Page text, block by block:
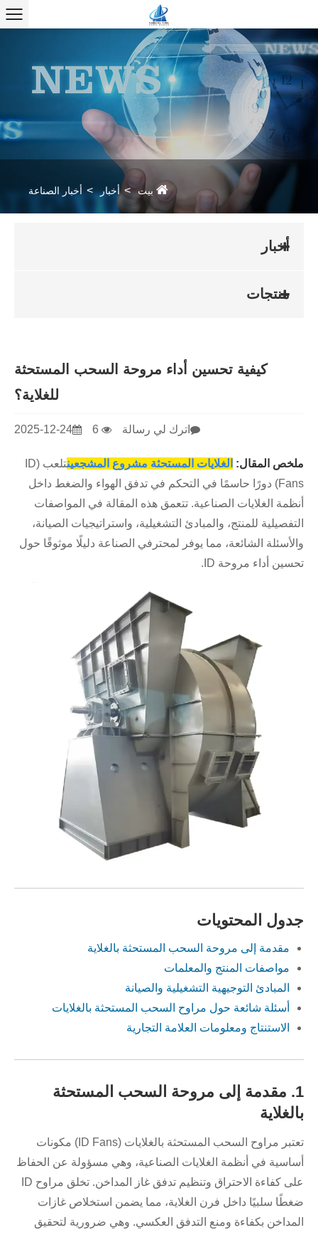
بيت أخبار أخبار الصناعة
أخبار
منتجات
كيفية تحسين أداء مروحة السحب المستحثة
للغلاية؟
2025-12-24 اترك لي رسالة
ملخص المقال: الغلايات المستحثة مشروع المشجعين
تلعب (ID
Fans) دورًا حاسمًا في التحكم في تدفق الهواء والضغط داخل
أنظمة الغلايات الصناعية. تتعمق هذه المقالة في المواصفات
التفصيلية للمنتج، والمبادئ التشغيلية، واستراتيجيات الصيانة،
والأسئلة الشائعة، مما يوفر لمحترفي الصناعة دليلًا موثوقًا حول
تحسين أداء مروحة ID.
جدول المحتويات
مقدمة إلى مروحة السحب المستحثة بالغلاية
مواصفات المنتج والمعلمات
المبادئ التوجيهية التشغيلية والصيانة
أسئلة شائعة حول مراوح السحب المستحثة بالغلايات
الاستنتاج ومعلومات العلامة التجارية
1. مقدمة إلى مروحة السحب المستحثة
بالغلاية
تعتبر مراوح السحب المستحثة بالغلايات (ID Fans) مكونات
أساسية في أنظمة الغلايات الصناعية، وهي مسؤولة عن الحفاظ
على كفاءة الاحتراق وتنظيم تدفق غاز المداخن. تخلق مراوح ID
ضغطًا سلبيًا داخل فرن الغلاية، مما يضمن استخلاص غازات
المداخن بكفاءة ومنع التدفق العكسي. وهي ضرورية لتحقيق